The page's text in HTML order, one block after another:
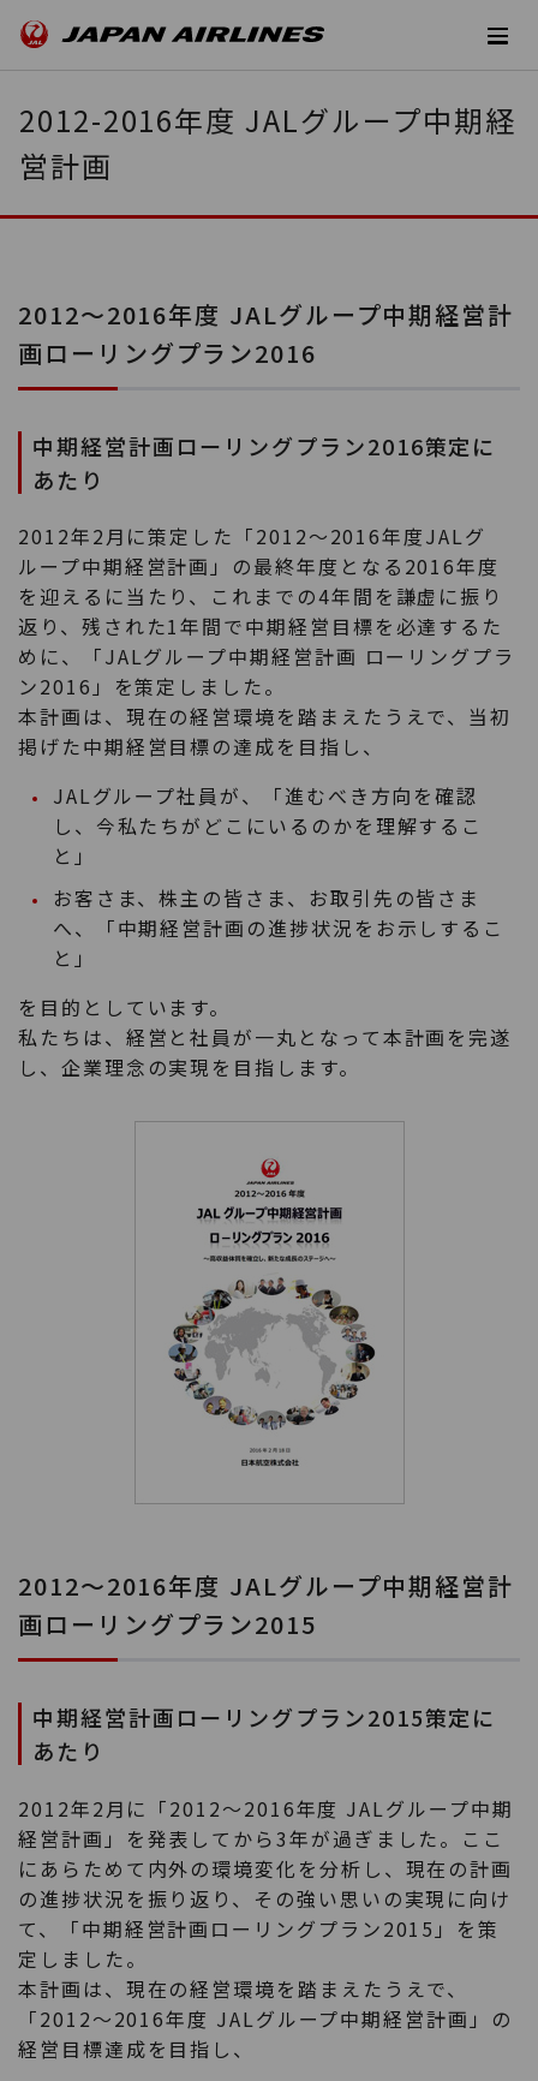
2012-2016年度 JALグループ中期経
営計画
2012～2016年度 JALグループ中期経営計
画ローリングプラン2016
中期経営計画ローリングプラン2016策定に
あたり
2012年2月に策定した「2012～2016年度JALグ
ループ中期経営計画」の最終年度となる2016年度
を迎えるに当たり、これまでの4年間を謙虚に振り
返り、残された1年間で中期経営目標を必達するた
めに、「JALグループ中期経営計画 ローリングプラ
ン2016」を策定しました。
本計画は、現在の経営環境を踏まえたうえで、当初
掲げた中期経営目標の達成を目指し、
JALグループ社員が、「進むべき方向を確認
し、今私たちがどこにいるのかを理解するこ
と」
お客さま、株主の皆さま、お取引先の皆さま
へ、「中期経営計画の進捗状況をお示しするこ
と」
を目的としています。
私たちは、経営と社員が一丸となって本計画を完遂
し、企業理念の実現を目指します。
2012～2016年度 JALグループ中期経営計
画ローリングプラン2015
中期経営計画ローリングプラン2015策定に
あたり
2012年2月に「2012～2016年度 JALグループ中期
経営計画」を発表してから3年が過ぎました。ここ
にあらためて内外の環境変化を分析し、現在の計画
の進捗状況を振り返り、その強い思いの実現に向け
て、「中期経営計画ローリングプラン2015」を策
定しました。
本計画は、現在の経営環境を踏まえたうえで、
「2012～2016年度 JALグループ中期経営計画」の
経営目標達成を目指し、